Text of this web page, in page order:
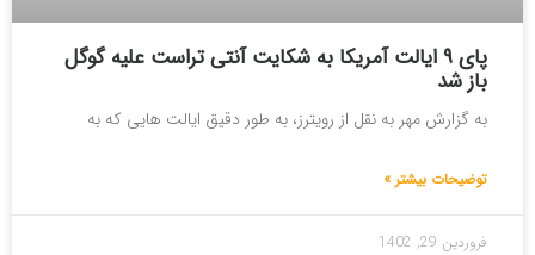
پای ۹ ایالت آمریکا به شکایت آنتی تراست علیه گوگل
باز شد
به گزارش مهر به نقل از رویترز، به طور دقیق ایالت هایی که به
توضیحات بیشتر »
فروردین 29, 1402